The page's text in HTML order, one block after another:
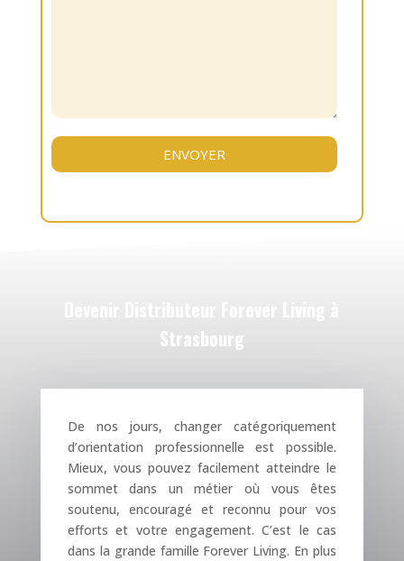
Strasbourg
De nos jours, changer catégoriquement
d’orientation professionnelle est possible.
Mieux, vous pouvez facilement atteindre le
sommet dans un métier où vous êtes
soutenu, encouragé et reconnu pour vos
efforts et votre engagement. C’est le cas
dans la grande famille Forever Living. En plus